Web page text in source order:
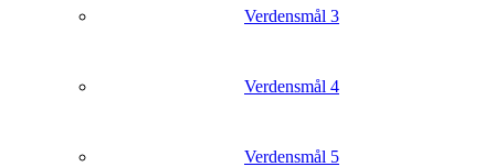
Verdensmål 3
Verdensmål 4
Verdensmål 5